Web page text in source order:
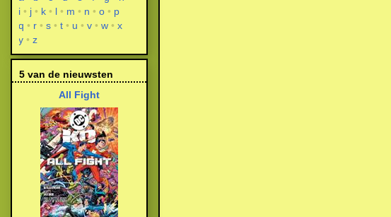
i
j k l m n o
p
q
r s t u v w
x
y
z
5 van de nieuwsten
All Fight